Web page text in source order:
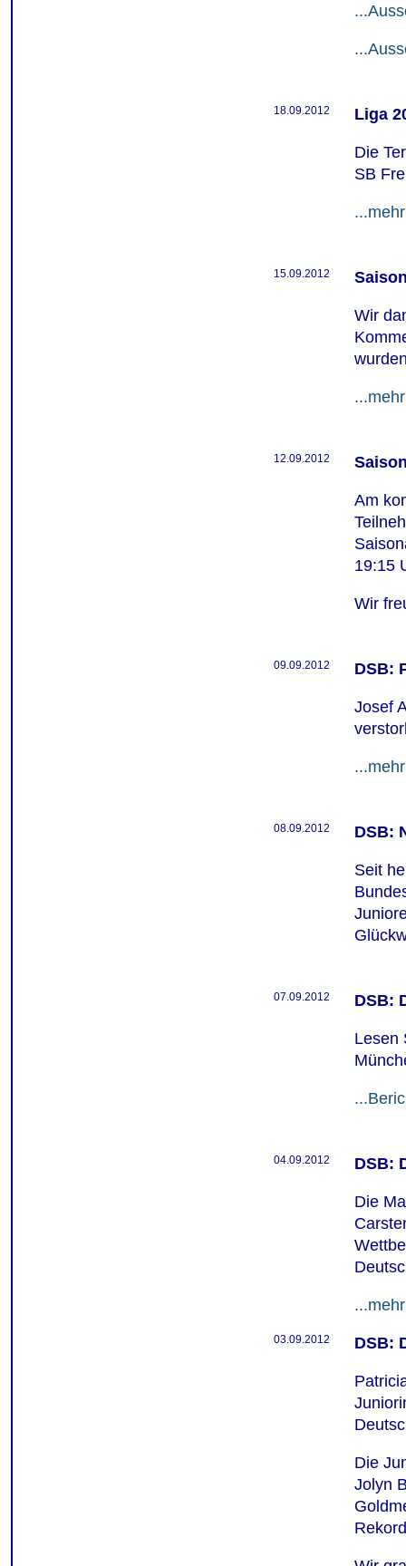
18.09.2012 Liga
Die
SB
...mehr
15.09.2012
Wir
...mehr
12.09.2012
Am
19:15
Wir
09.09.2012 DSB:
Josef
...mehr
08.09.2012 DSB:
Seit
07.09.2012 DSB:
Lesen
04.09.2012 DSB:
Die
...mehr
03.09.2012 DSB:
Die
Jolyn